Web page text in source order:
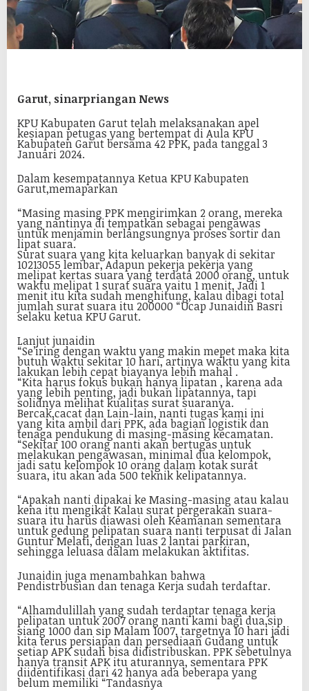
Garut, sinarpriangan News
KPU Kabupaten Garut telah melaksanakan apel
kesiapan petugas yang bertempat di Aula KPU
Kabupaten Garut bersama 42 PPK, pada tanggal 3
Januari 2024.
Dalam kesempatannya Ketua KPU Kabupaten
Garut,memaparkan
“Masing masing PPK mengirimkan 2 orang, mereka
yang nantinya di tempatkan sebagai pengawas
untuk menjamin berlangsungnya proses sortir dan
lipat suara.
Surat suara yang kita keluarkan banyak di sekitar
10213055 lembar, Adapun pekerja pekerja yang
melipat kertas suara yang terdata 2000 orang, untuk
waktu melipat 1 surat suara yaitu 1 menit, Jadi 1
menit itu kita sudah menghitung, kalau dibagi total
jumlah surat suara itu 200000 “Ucap Junaidin Basri
selaku ketua KPU Garut.
Lanjut junaidin
“Se’iring dengan waktu yang makin mepet maka kita
butuh waktu sekitar 10 hari, artinya waktu yang kita
lakukan lebih cepat biayanya lebih mahal .
“Kita harus fokus bukan hanya lipatan , karena ada
yang lebih penting, jadi bukan lipatannya, tapi
solidnya melihat kualitas surat suaranya.
Bercak,cacat dan Lain-lain, nanti tugas kami ini
yang kita ambil dari PPK, ada bagian logistik dan
tenaga pendukung di masing-masing kecamatan.
“Sekitar 100 orang nanti akan bertugas untuk
melakukan pengawasan, minimal dua kelompok,
jadi satu kelompok 10 orang dalam kotak surat
suara, itu akan ada 500 teknik kelipatannya.
“Apakah nanti dipakai ke Masing-masing atau kalau
kena itu mengikat Kalau surat pergerakan suara-
suara itu harus diawasi oleh Keamanan sementara
untuk gedung pelipatan suara nanti terpusat di Jalan
Guntur Melati, dengan luas 2 lantai parkiran,
sehingga leluasa dalam melakukan aktifitas.
Junaidin juga menambahkan bahwa
Pendistrbusian dan tenaga Kerja sudah terdaftar.
“Alhamdulillah yang sudah terdaptar tenaga kerja
pelipatan untuk 2007 orang nanti kami bagi dua,sip
siang 1000 dan sip Malam 1007, targetnya 10 hari jadi
kita terus persiapan dan persediaan Gudang untuk
setiap APK sudah bisa didistribuskan. PPK sebetulnya
hanya transit APK itu aturannya, sementara PPK
diidentifikasi dari 42 hanya ada beberapa yang
belum memiliki “Tandasnya